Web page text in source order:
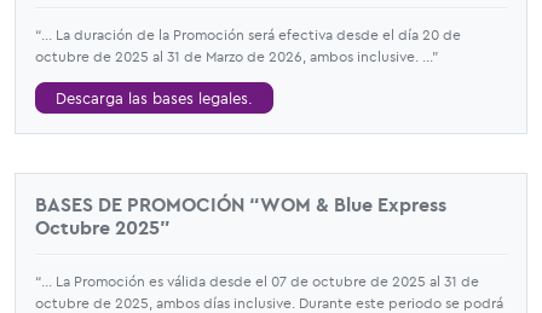
“... La duración de la Promoción será efectiva desde el día 20 de
octubre de 2025 al 31 de Marzo de 2026, ambos inclusive. ...”
Descarga las bases legales.
BASES DE PROMOCIÓN “WOM & Blue Express
Octubre 2025”
“... La Promoción es válida desde el 07 de octubre de 2025 al 31 de
octubre de 2025, ambos días inclusive. Durante este periodo se podrá